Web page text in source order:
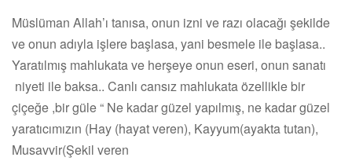
Müslüman Allah’ı tanısa, onun izni ve razı olacağı şekilde
ve onun adıyla işlere başlasa, yani besmele ile başlasa..
Yaratılmış mahlukata ve herşeye onun eseri, onun sanatı
niyeti ile baksa.. Canlı cansız mahlukata özellikle bir
çiçeğe ,bir güle “ Ne kadar güzel yapılmış, ne kadar güzel
yaratıcımızın (Hay (hayat veren), Kayyum(ayakta tutan),
Musavvir(Şekil veren